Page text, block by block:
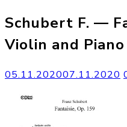
Schubert F. —
Violin and Piano
05.11.202007.11.2020